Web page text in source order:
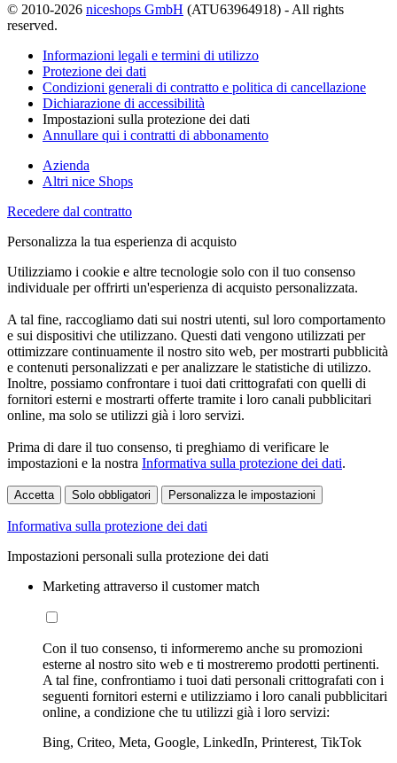
© 2010-2026 niceshops GmbH (ATU63964918) - All rights
reserved.
Informazioni legali e termini di utilizzo
Protezione dei dati
Condizioni generali di contratto e politica di cancellazione
Dichiarazione di accessibilità
Impostazioni sulla protezione dei dati
Annullare qui i contratti di abbonamento
Azienda
Altri nice Shops
Recedere dal contratto
Personalizza la tua esperienza di acquisto
Utilizziamo i cookie e altre tecnologie solo con il tuo consenso
individuale per offrirti un'esperienza di acquisto personalizzata.
A tal fine, raccogliamo dati sui nostri utenti, sul loro comportamento
e sui dispositivi che utilizzano. Questi dati vengono utilizzati per
ottimizzare continuamente il nostro sito web, per mostrarti pubblicità
e contenuti personalizzati e per analizzare le statistiche di utilizzo.
Inoltre, possiamo confrontare i tuoi dati crittografati con quelli di
fornitori esterni e mostrarti offerte tramite i loro canali pubblicitari
online, ma solo se utilizzi già i loro servizi.
Prima di dare il tuo consenso, ti preghiamo di verificare le
impostazioni e la nostra Informativa sulla protezione dei dati.
Accetta Solo obbligatori Personalizza le impostazioni
Informativa sulla protezione dei dati
Impostazioni personali sulla protezione dei dati
Marketing attraverso il customer match
Con il tuo consenso, ti informeremo anche su promozioni
esterne al nostro sito web e ti mostreremo prodotti pertinenti.
A tal fine, confrontiamo i tuoi dati personali crittografati con i
seguenti fornitori esterni e utilizziamo i loro canali pubblicitari
online, a condizione che tu utilizzi già i loro servizi:
Bing, Criteo, Meta, Google, LinkedIn, Printerest, TikTok